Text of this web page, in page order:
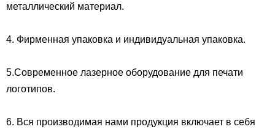
металлический материал.
4. Фирменная упаковка и индивидуальная упаковка.
5.Современное лазерное оборудование для печати
логотипов.
6. Вся производимая нами продукция включает в себя